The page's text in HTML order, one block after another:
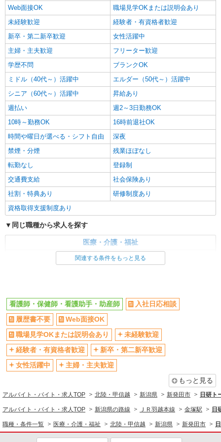
Web面接OK
職場見学OKまたは説明会あり
未経験歓迎
経験者・有資格者歓迎
新卒・第二新卒歓迎
女性活躍中
主婦・主夫歓迎
フリーター歓迎
学歴不問
ブランクOK
ミドル（40代～）活躍中
エルダー（50代～）活躍中
シニア（60代～）活躍中
昇給あり
週払い
週2～3日勤務OK
10時～勤務OK
16時前退社OK
時間や曜日が選べる・シフト自由
深夜
禁煙・分煙
残業ほぼなし
転勤なし
登録制
交通費支給
社会保険あり
社割・特典あり
研修制度あり
資格取得支援制度あり
同じ職種から求人を探す
医療・介護・福祉
看護師・保健師・看護助手・助産師
週2～3日勤務OK
深夜
交通費支給
関連する条件をもっと見る
看護師・保健師・看護助手・助産師
入社日応相談
履歴書不要
Web面接OK
職場見学OKまたは説明会あり
未経験歓迎
経験者・有資格者歓迎
新卒・第二新卒歓迎
女性活躍中
主婦・主夫歓迎
もっと見る
アルバイト・バイト・求人TOP 北陸・甲信越 新潟県 新発田市 日研ト
アルバイト・バイト・求人TOP 新潟県の路線 ＪＲ羽越本線 金塚駅 日
職種・条件一覧 医療・介護・福祉 北陸・甲信越 新潟県 新発田市